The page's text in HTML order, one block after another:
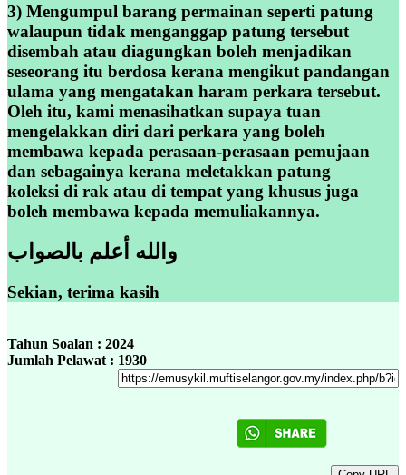
3) Mengumpul barang permainan seperti patung
walaupun tidak menganggap patung tersebut
disembah atau diagungkan boleh menjadikan
seseorang itu berdosa kerana mengikut pandangan
ulama yang mengatakan haram perkara tersebut.
Oleh itu, kami menasihatkan supaya tuan
mengelakkan diri dari perkara yang boleh
membawa kepada perasaan-perasaan pemujaan
dan sebagainya kerana meletakkan patung
koleksi di rak atau di tempat yang khusus juga
boleh membawa kepada memuliakannya.
والله أعلم بالصواب
Sekian, terima kasih
Tahun Soalan : 2024
Jumlah Pelawat : 1930